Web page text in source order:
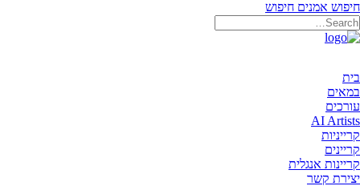
חיפוש אמנים חיפוש
בית
במאים
עורכים
AI Artists
קרייניות
קריינים
קריינות אנגלית
יצירת קשר